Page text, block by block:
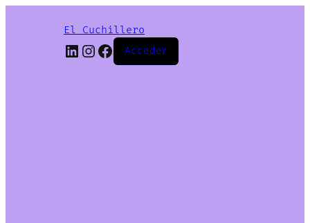
El Cuchillero
LinkedIn
Instagram
Facebook
Acceder